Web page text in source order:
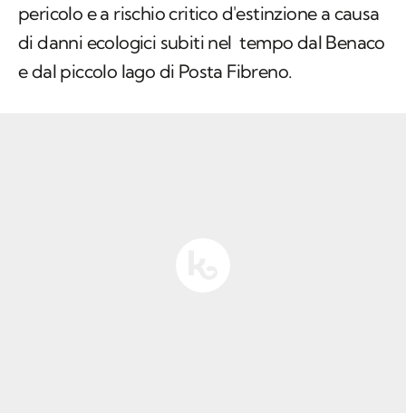
pericolo e a rischio critico d'estinzione a causa
di danni ecologici subiti nel tempo dal Benaco
e dal piccolo lago di Posta Fibreno.